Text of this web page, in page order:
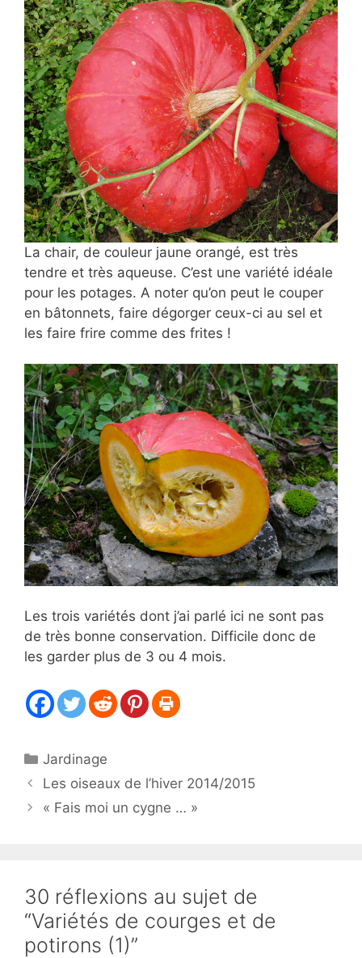
La chair, de couleur jaune orangé, est très
tendre et très aqueuse. C’est une variété idéale
pour les potages. A noter qu’on peut le couper
en bâtonnets, faire dégorger ceux-ci au sel et
les faire frire comme des frites !
Les trois variétés dont j’ai parlé ici ne sont pas
de très bonne conservation. Difficile donc de
les garder plus de 3 ou 4 mois.
Catégories
Jardinage
Les oiseaux de l’hiver 2014/2015
« Fais moi un cygne … »
30 réflexions au sujet de
“Variétés de courges et de
potirons (1)”